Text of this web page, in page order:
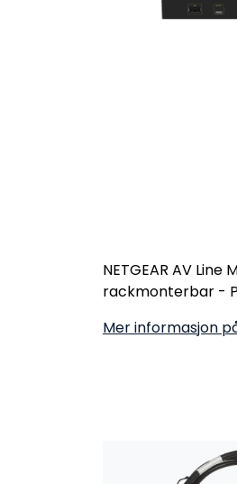
NETGEAR AV
rackmonterbar -
Mer informasjon